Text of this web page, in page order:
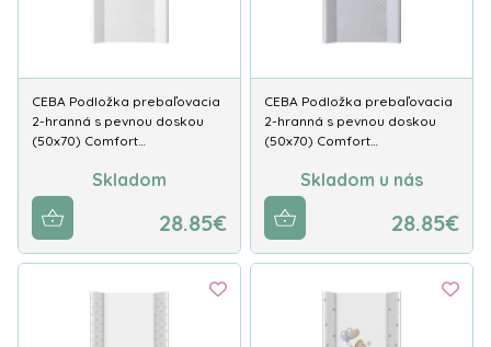
CEBA Podložka prebaľovacia
2-hranná s pevnou doskou
(50x70) Comfort…
Skladom
28.85€
CEBA Podložka prebaľovacia
2-hranná s pevnou doskou
(50x70) Comfort…
Skladom u nás
28.85€